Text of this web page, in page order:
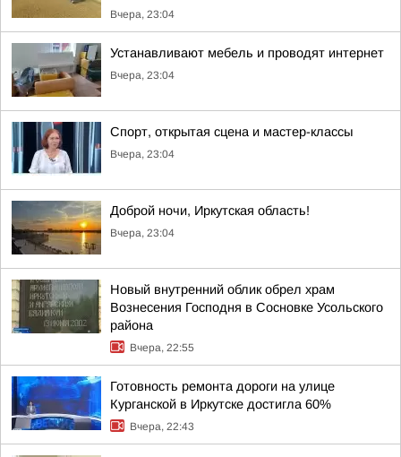
Вчера, 23:04
Устанавливают мебель и проводят интернет
Вчера, 23:04
Спорт, открытая сцена и мастер-классы
Вчера, 23:04
Доброй ночи, Иркутская область!
Вчера, 23:04
Новый внутренний облик обрел храм
Вознесения Господня в Сосновке Усольского
района
Вчера, 22:55
Готовность ремонта дороги на улице
Курганской в Иркутске достигла 60%
Вчера, 22:43